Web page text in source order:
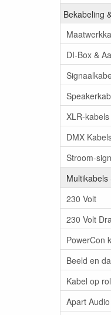
Bekabeling
DI-Box &
XLR-kabels
DMX
Stroom-
Multikabels
230 Volt
230 Volt
PowerCon
Beeld en
Kabel op rol
Apart